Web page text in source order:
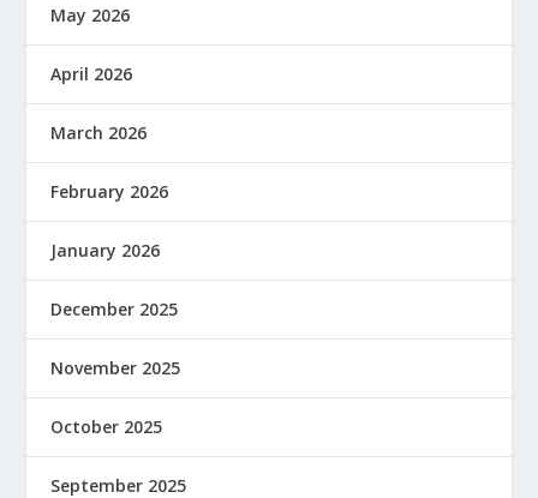
May 2026
April 2026
March 2026
February 2026
January 2026
December 2025
November 2025
October 2025
September 2025